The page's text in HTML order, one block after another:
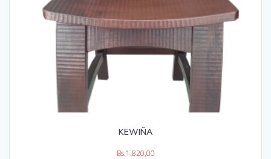
KEWIÑA
Bs.1.820,00